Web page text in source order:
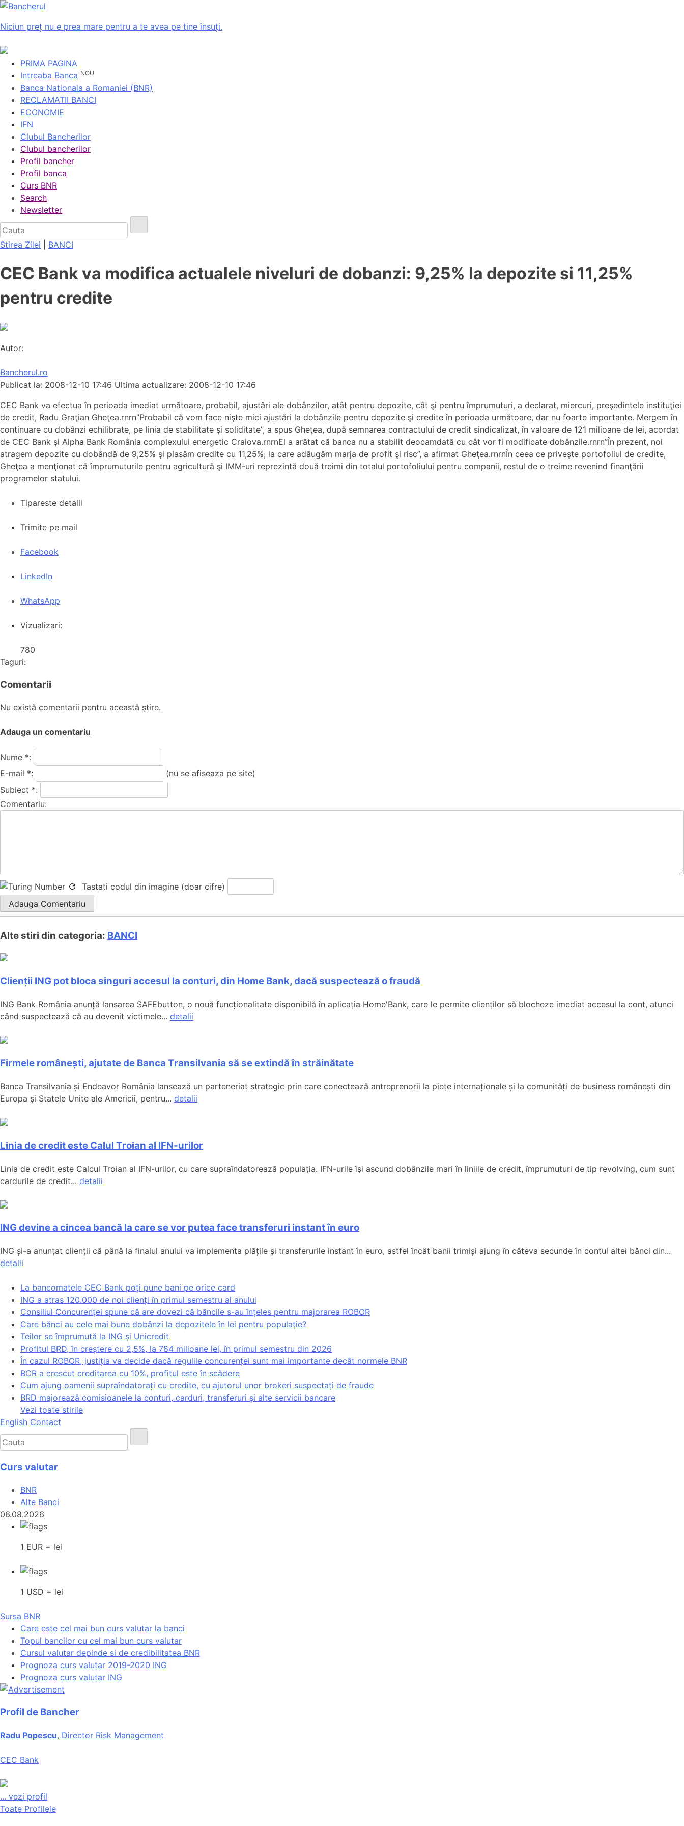
Niciun preț nu e prea mare pentru a te avea pe tine însuți.
PRIMA PAGINA
Intreaba Banca NOU
Banca Nationala a Romaniei (BNR)
RECLAMATII BANCI
ECONOMIE
IFN
Clubul Bancherilor
Clubul bancherilor
Profil bancher
Profil banca
Curs BNR
Search
Newsletter
Stirea Zilei BANCI
CEC Bank va modifica actualele niveluri de dobanzi: 9,25% la depozite si 11,25%
pentru credite
Autor:
Bancherul.ro
Publicat la: 2008-12-10 17:46 Ultima actualizare: 2008-12-10 17:46
CEC Bank va efectua în perioada imediat următoare, probabil, ajustări ale dobânzilor, atât pentru depozite, cât şi pentru împrumuturi, a declarat, miercuri, preşedintele instituţiei
de credit, Radu Graţian Gheţea.rnrn”Probabil că vom face nişte mici ajustări la dobânzile pentru depozite şi credite în perioada următoare, dar nu foarte importante. Mergem în
continuare cu dobânzi echilibrate, pe linia de stabilitate şi soliditate”, a spus Gheţea, după semnarea contractului de credit sindicalizat, în valoare de 121 milioane de lei, acordat
de CEC Bank şi Alpha Bank România complexului energetic Craiova.rnrnEl a arătat că banca nu a stabilit deocamdată cu cât vor fi modificate dobânzile.rnrn”În prezent, noi
atragem depozite cu dobândă de 9,25% şi plasăm credite cu 11,25%, la care adăugăm marja de profit şi risc”, a afirmat Gheţea.rnrnÎn ceea ce priveşte portofoliul de credite,
Gheţea a menţionat că împrumuturile pentru agricultură şi IMM-uri reprezintă două treimi din totalul portofoliului pentru companii, restul de o treime revenind finanţării
programelor statului.
Tipareste detalii
Trimite pe mail
Facebook
LinkedIn
WhatsApp
Vizualizari:
780
Taguri:
Comentarii
Nu există comentarii pentru această știre.
Adauga un comentariu
Nume *:
E-mail *:
(nu se afiseaza pe site)
Subiect *:
Comentariu:
Tastati codul din imagine (doar cifre)
Alte stiri din categoria: BANCI
Clienții ING pot bloca singuri accesul la conturi, din Home Bank, dacă suspectează o fraudă
ING Bank România anunță lansarea SAFEbutton, o nouă funcționalitate disponibilă în aplicația Home'Bank, care le permite clienților să blocheze imediat accesul la cont, atunci
când suspectează că au devenit victimele... detalii
Firmele românești, ajutate de Banca Transilvania să se extindă în străinătate
Banca Transilvania și Endeavor România lansează un parteneriat strategic prin care conectează antreprenorii la piețe internaționale și la comunități de business românești din
Europa și Statele Unite ale Americii, pentru... detalii
Linia de credit este Calul Troian al IFN-urilor
Linia de credit este Calcul Troian al IFN-urilor, cu care supraîndatorează populația. IFN-urile își ascund dobânzile mari în liniile de credit, împrumuturi de tip revolving, cum sunt
cardurile de credit... detalii
ING devine a cincea bancă la care se vor putea face transferuri instant în euro
ING și-a anunțat clienții că până la finalul anului va implementa plățile și transferurile instant în euro, astfel încât banii trimiși ajung în câteva secunde în contul altei bănci din...
detalii
La bancomatele CEC Bank poți pune bani pe orice card
ING a atras 120.000 de noi clienți în primul semestru al anului
Consiliul Concurenței spune că are dovezi că băncile s-au înțeles pentru majorarea ROBOR
Care bănci au cele mai bune dobânzi la depozitele în lei pentru populație?
Teilor se împrumută la ING și Unicredit
Profitul BRD, în creștere cu 2,5%, la 784 milioane lei, în primul semestru din 2026
În cazul ROBOR, justiția va decide dacă regulile concurenței sunt mai importante decât normele BNR
BCR a crescut creditarea cu 10%, profitul este în scădere
Cum ajung oamenii supraîndatorați cu credite, cu ajutorul unor brokeri suspectați de fraude
BRD majorează comisioanele la conturi, carduri, transferuri și alte servicii bancare
Vezi toate stirile
English Contact
Curs valutar
BNR
Alte Banci
06.08.2026
1 EUR = lei
1 USD = lei
Sursa BNR
Care este cel mai bun curs valutar la banci
Topul bancilor cu cel mai bun curs valutar
Cursul valutar depinde si de credibilitatea BNR
Prognoza curs valutar 2019-2020 ING
Prognoza curs valutar ING
Profil de Bancher
Radu Popescu, Director Risk Management
CEC Bank
... vezi profil
Toate Profilele